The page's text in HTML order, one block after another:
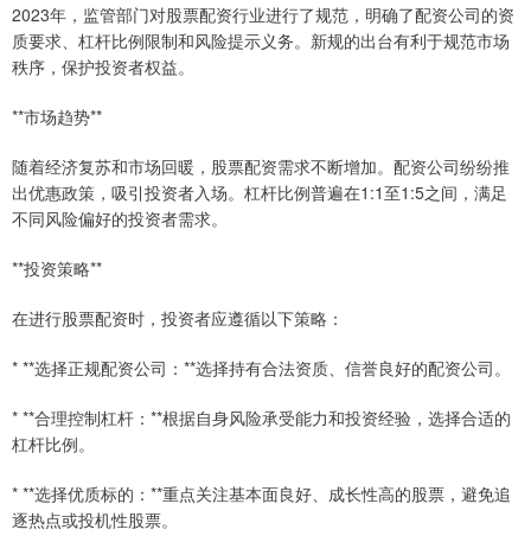
2023年，监管部门对股票配资行业进行了规范，明确了配资公司的资
质要求、杠杆比例限制和风险提示义务。新规的出台有利于规范市场
秩序，保护投资者权益。
**市场趋势**
随着经济复苏和市场回暖，股票配资需求不断增加。配资公司纷纷推
出优惠政策，吸引投资者入场。杠杆比例普遍在1:1至1:5之间，满足
不同风险偏好的投资者需求。
**投资策略**
在进行股票配资时，投资者应遵循以下策略：
* **选择正规配资公司：**选择持有合法资质、信誉良好的配资公司。
* **合理控制杠杆：**根据自身风险承受能力和投资经验，选择合适的
杠杆比例。
* **选择优质标的：**重点关注基本面良好、成长性高的股票，避免追
逐热点或投机性股票。